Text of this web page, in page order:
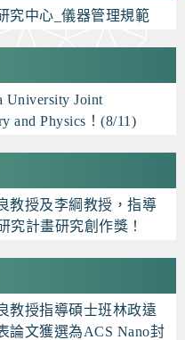
究中心_儀器管理規範
University Joint
and Physics！(8/11)
教授及李綱教授，指導
究計畫研究創作獎！
教授指導碩士班林政遠
論文獲選為ACS Nano封